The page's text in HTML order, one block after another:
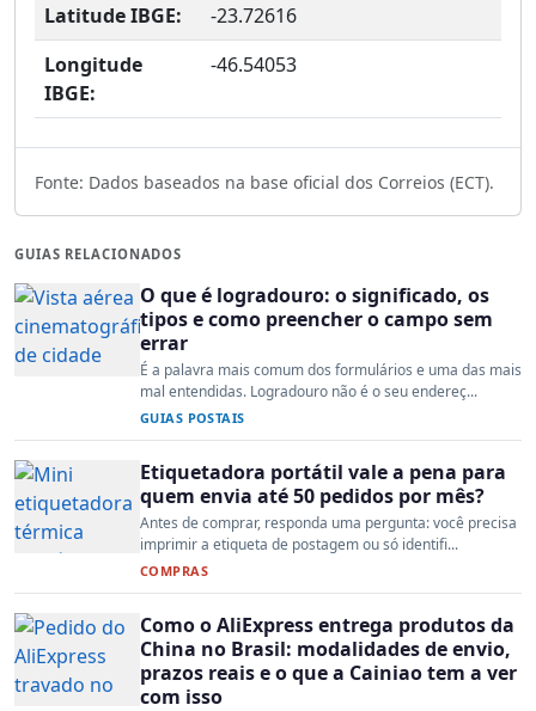
Latitude IBGE:
-23.72616
Longitude
IBGE:
-46.54053
Fonte: Dados baseados na base oficial dos Correios (ECT).
GUIAS RELACIONADOS
O que é logradouro: o significado, os
tipos e como preencher o campo sem
errar
É a palavra mais comum dos formulários e uma das mais
mal entendidas. Logradouro não é o seu endereç...
GUIAS POSTAIS
Etiquetadora portátil vale a pena para
quem envia até 50 pedidos por mês?
Antes de comprar, responda uma pergunta: você precisa
imprimir a etiqueta de postagem ou só identifi...
COMPRAS
Como o AliExpress entrega produtos da
China no Brasil: modalidades de envio,
prazos reais e o que a Cainiao tem a ver
com isso